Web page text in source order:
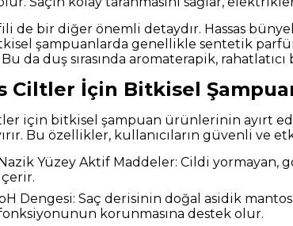
de bir diğer önemli detaydır. Hassas
şampuanlarda genellikle sentetik
Bu da duş sırasında aromaterapik,
Ciltler İçin Bitkisel
için bitkisel şampuan ürünlerinin ayırt
Bu özellikler, kullanıcıların güvenli ve
Yüzey Aktif Maddeler: Cildi
Dengesi: Saç derisinin doğal asidik
korunmasına destek olur.